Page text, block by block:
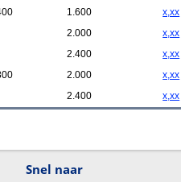
1.600
x,xx
2.000
x,xx
2.400
x,xx
2.000
x,xx
2.400
x,xx
Snel naar